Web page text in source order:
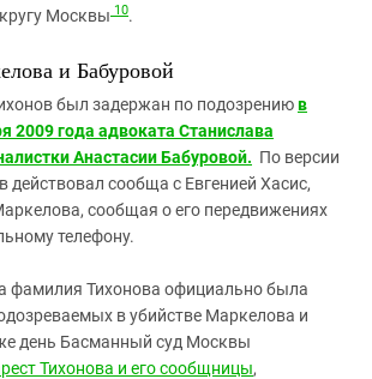
Москвы 10.
и Бабуровой
был задержан по подозрениюв
2009 года адвоката Станислава
Анастасии Бабуровой. По версии
действовал сообща с Евгенией Хасис,
сообщая о его передвижениях
телефону.
фамилия Тихонова официально была
в убийстве Маркелова и
день Басманный суд Москвы
Тихонова и его сообщницы,